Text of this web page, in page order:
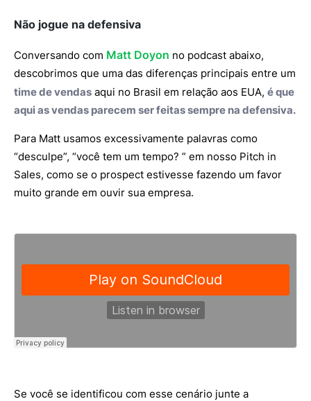
Não jogue na defensiva
Conversando com Matt Doyon no podcast abaixo,
descobrimos que uma das diferenças principais entre um
time de vendas aqui no Brasil em relação aos EUA, é que
aqui as vendas parecem ser feitas sempre na defensiva.
Para Matt usamos excessivamente palavras como
“desculpe”, “você tem um tempo? ” em nosso Pitch in
Sales, como se o prospect estivesse fazendo um favor
muito grande em ouvir sua empresa.
Se você se identificou com esse cenário junte a